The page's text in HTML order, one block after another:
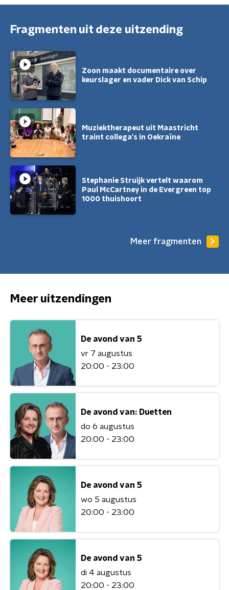
Fragmenten uit deze uitzending
Zoon maakt documentaire over
keurslager en vader Dick van Schip
Muziektherapeut uit Maastricht
traint collega's in Oekraïne
Stephanie Struijk vertelt waarom
Paul McCartney in de Evergreen top
1000 thuishoort
Meer fragmenten
Meer uitzendingen
De avond van 5
vr 7 augustus
20:00 - 23:00
De avond van: Duetten
do 6 augustus
20:00 - 23:00
De avond van 5
wo 5 augustus
20:00 - 23:00
De avond van 5
di 4 augustus
20:00 - 23:00